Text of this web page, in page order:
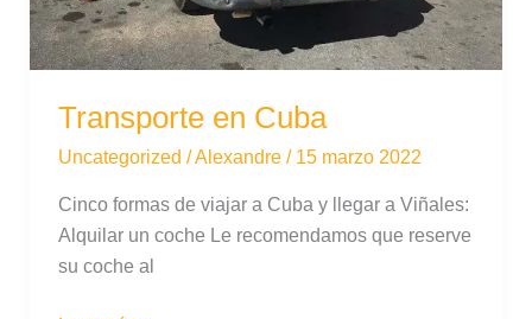
Transporte en Cuba
Uncategorized /Alexandre / 15 marzo 2022
Cinco formas de viajar a Cuba y llegar a Viñales:
Alquilar un coche Le recomendamos que reserve
su coche al